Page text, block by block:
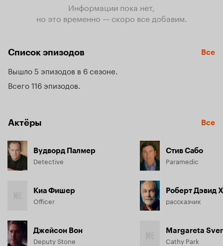
Информации пока нет,
но это временно — скоро все добавим.
Список эпизодов Все
Вышло 5 эпизодов в 6 сезоне
Всего 116 эпизодов
Актёры Все
Вудворд Палмер
Detective
Киа Фишер
Officer
Джейсон Вон
Deputy Stone
Стив Сабо
Paramedic
Роберт Дэвид
рассказчик
Margareta
Cathy Park